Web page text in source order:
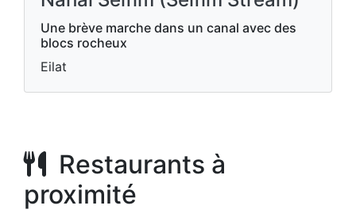
Une brève marche dans un canal avec des
blocs rocheux
Eilat
Restaurants à
proximité